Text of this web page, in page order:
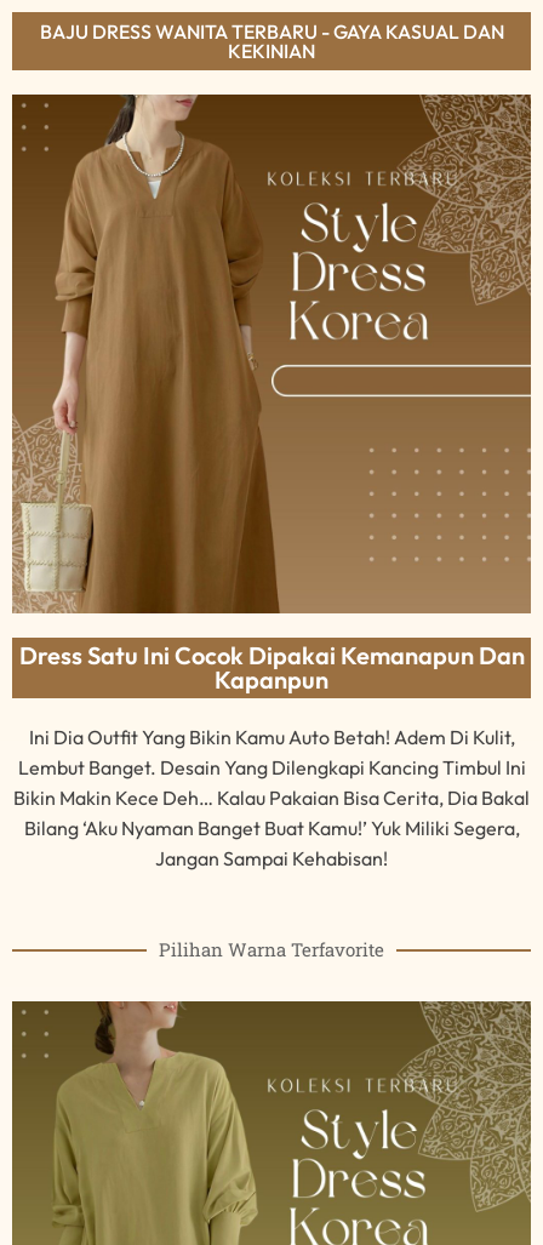
BAJU DRESS WANITA TERBARU - GAYA KASUAL DAN
KEKINIAN
Dress Satu Ini Cocok Dipakai Kemanapun Dan
Kapanpun
Ini Dia Outfit Yang Bikin Kamu Auto Betah! Adem Di Kulit,
Lembut Banget. Desain Yang Dilengkapi Kancing Timbul Ini
Bikin Makin Kece Deh… Kalau Pakaian Bisa Cerita, Dia Bakal
Bilang ‘Aku Nyaman Banget Buat Kamu!’ Yuk Miliki Segera,
Jangan Sampai Kehabisan!
Pilihan Warna Terfavorite